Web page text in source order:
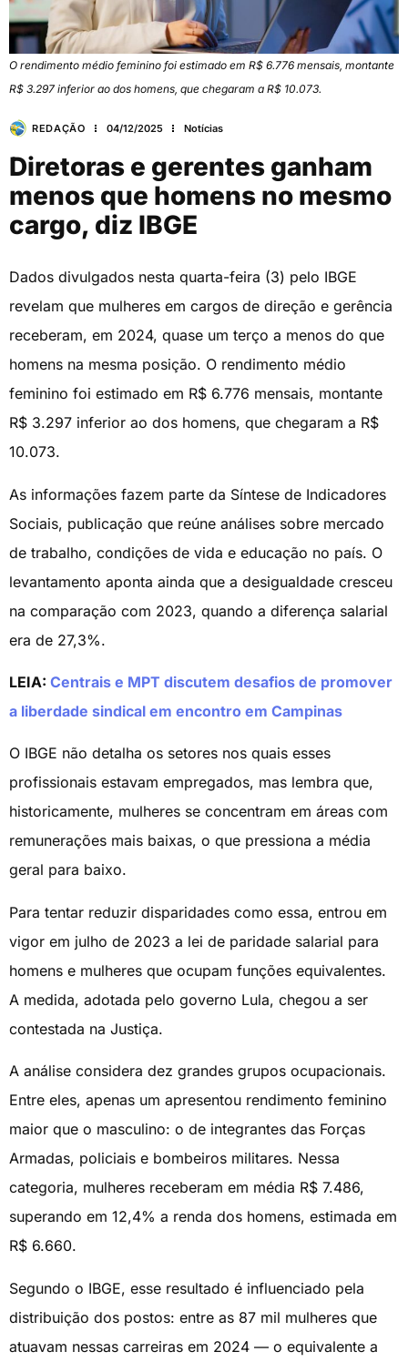
O rendimento médio feminino foi estimado em R$ 6.776 mensais, montante
R$ 3.297 inferior ao dos homens, que chegaram a R$ 10.073.
REDAÇÃO 04/12/2025 Notícias
Diretoras e gerentes ganham
menos que homens no mesmo
cargo, diz IBGE
Dados divulgados nesta quarta-feira (3) pelo IBGE
revelam que mulheres em cargos de direção e gerência
receberam, em 2024, quase um terço a menos do que
homens na mesma posição. O rendimento médio
feminino foi estimado em R$ 6.776 mensais, montante
R$ 3.297 inferior ao dos homens, que chegaram a R$
10.073.
As informações fazem parte da Síntese de Indicadores
Sociais, publicação que reúne análises sobre mercado
de trabalho, condições de vida e educação no país. O
levantamento aponta ainda que a desigualdade cresceu
na comparação com 2023, quando a diferença salarial
era de 27,3%.
LEIA: Centrais e MPT discutem desafios de promover
a liberdade sindical em encontro em Campinas
O IBGE não detalha os setores nos quais esses
profissionais estavam empregados, mas lembra que,
historicamente, mulheres se concentram em áreas com
remunerações mais baixas, o que pressiona a média
geral para baixo.
Para tentar reduzir disparidades como essa, entrou em
vigor em julho de 2023 a lei de paridade salarial para
homens e mulheres que ocupam funções equivalentes.
A medida, adotada pelo governo Lula, chegou a ser
contestada na Justiça.
A análise considera dez grandes grupos ocupacionais.
Entre eles, apenas um apresentou rendimento feminino
maior que o masculino: o de integrantes das Forças
Armadas, policiais e bombeiros militares. Nessa
categoria, mulheres receberam em média R$ 7.486,
superando em 12,4% a renda dos homens, estimada em
R$ 6.660.
Segundo o IBGE, esse resultado é influenciado pela
distribuição dos postos: entre as 87 mil mulheres que
atuavam nessas carreiras em 2024 — o equivalente a